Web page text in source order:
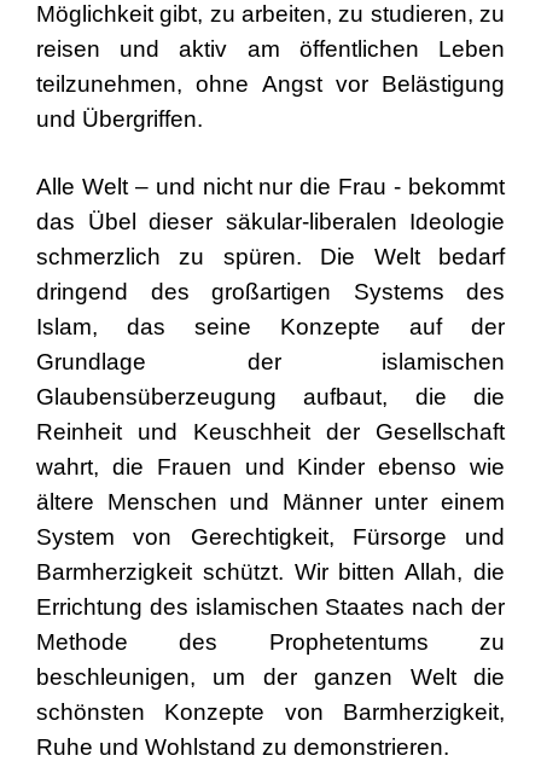
Möglichkeit gibt, zu arbeiten, zu studieren, zu
reisen und aktiv am öffentlichen Leben
teilzunehmen, ohne Angst vor Belästigung
und Übergriffen.
Alle Welt – und nicht nur die Frau - bekommt
das Übel dieser säkular-liberalen Ideologie
schmerzlich zu spüren. Die Welt bedarf
dringend des großartigen Systems des
Islam, das seine Konzepte auf der
Grundlage der islamischen
Glaubensüberzeugung aufbaut, die die
Reinheit und Keuschheit der Gesellschaft
wahrt, die Frauen und Kinder ebenso wie
ältere Menschen und Männer unter einem
System von Gerechtigkeit, Fürsorge und
Barmherzigkeit schützt. Wir bitten Allah, die
Errichtung des islamischen Staates nach der
Methode des Prophetentums zu
beschleunigen, um der ganzen Welt die
schönsten Konzepte von Barmherzigkeit,
Ruhe und Wohlstand zu demonstrieren.